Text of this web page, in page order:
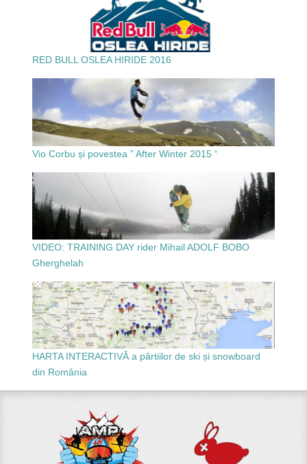
RED BULL OSLEA HIRIDE 2016
Vio Corbu și povestea ” After Winter 2015 “
VIDEO: TRAINING DAY rider Mihail ADOLF BOBO
Gherghelah
HARTA INTERACTIVĂ a pârtiilor de ski și snowboard
din România